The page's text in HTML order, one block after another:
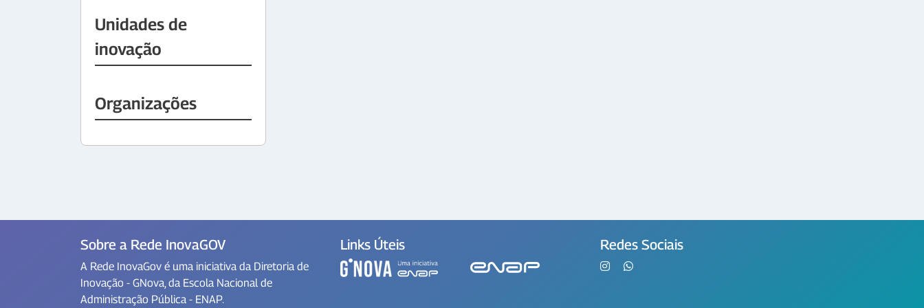
Unidades de
inovação
Organizações
Sobre a Rede InovaGOV
A Rede InovaGov é uma iniciativa da Diretoria de
Inovação - GNova, da Escola Nacional de
Administração Pública - ENAP.
Links Úteis Redes Sociais